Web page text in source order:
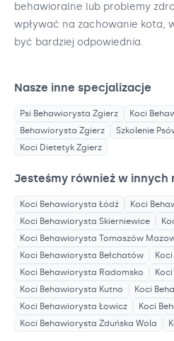
behawioralne lub problemy
wpływać na zachowanie kota,
być bardziej odpowiednia.
Nasze inne specjalizacje
Psi Behawiorysta Zgierz Koci
Behawiorysta Zgierz Szkolenie
Koci Dietetyk Zgierz
Jesteśmy również w innych
Koci Behawiorysta Łódź Koci
Koci Behawiorysta Skierniewice
Koci Behawiorysta Tomaszów
Koci Behawiorysta Bełchatów
Koci Behawiorysta Radomsko
Koci Behawiorysta Kutno Koci
Koci Behawiorysta Łowicz Koci
Koci Behawiorysta Zduńska Wola